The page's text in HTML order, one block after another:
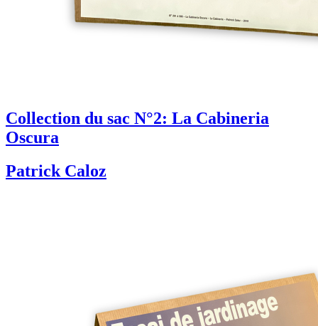
Collection du sac N°2: La Cabineria
Oscura
Patrick Caloz